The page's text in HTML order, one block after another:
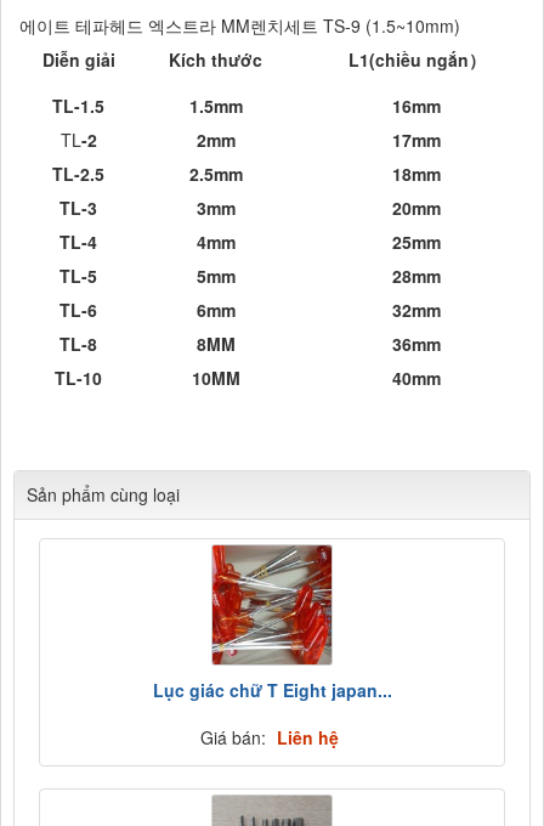
에이트 테파헤드 엑스트라 MM렌치세트 TS-9 (1.5~10mm)
Diễn giải
Kích thước L1(chiều ngắn）
TL-1.5
1.5mm
16mm
TL-2 2mm 17mm
TL-2.5
2.5mm 18mm
TL-3
3mm 20mm
TL-4
4mm 25mm
TL-5
5mm 28mm
TL-6
6mm 32mm
TL-8
8MM
36mm
TL-10
10MM
40mm
Sản phẩm cùng loại
Lục giác chữ T Eight japan...
Giá bán: Liên hệ